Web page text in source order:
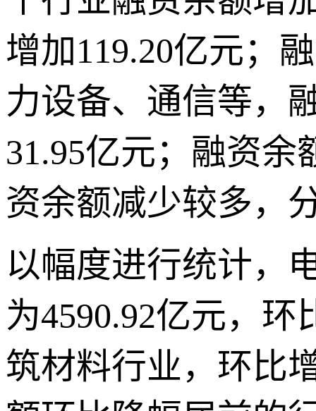
增加119.20亿元；
力设备、通信等，
31.95亿元；融资
资余额减少较多，
以幅度进行统计，
为4590.92亿元，
筑材料行业，环比